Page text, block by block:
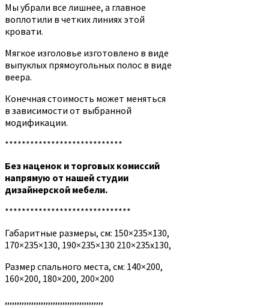
Мы убрали все лишнее, а главное
воплотили в четких линиях этой
кровати.
Мягкое изголовье изготовлено в виде
выпуклых прямоугольных полос в виде
веера.
Конечная стоимость может меняться
в зависимости от выбранной
модификации.
****************************
Без наценок и торговых комиссий
напрямую от нашей студии
дизайнерской мебели.
******************************
Габаритные размеры, см: 150×235×130,
170×235×130, 190×235×130 210×235х130,
Размер спального места, см: 140×200,
160×200, 180×200, 200×200
,,,,,,,,,,,,,,,,,,,,,,,,,,,,,,,,,,,,,,,,,